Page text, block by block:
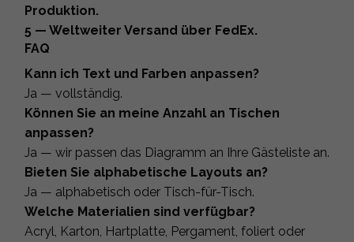
Produktion.
5 — Weltweiter Versand über FedEx.
FAQ
Kann ich Text und Farben anpassen?
Ja — vollständig.
Können Sie an meine Anzahl an Tischen
anpassen?
Ja — wir passen das Diagramm an Ihre Gästeliste an.
Bieten Sie alphabetische Layouts an?
Ja — alphabetisch oder Tisch-für-Tisch.
Welche Materialien sind verfügbar?
Acryl, Karton, Hartplatte, Pergament, foliert oder